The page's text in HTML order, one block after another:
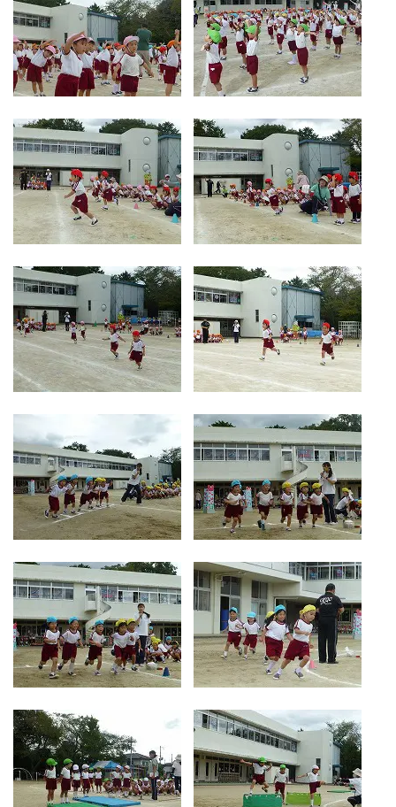
お気軽にご相談ください
メールでお問合せ
24時間年中いつでもお気軽に
072-793-5381
月~金 10:00-18:00